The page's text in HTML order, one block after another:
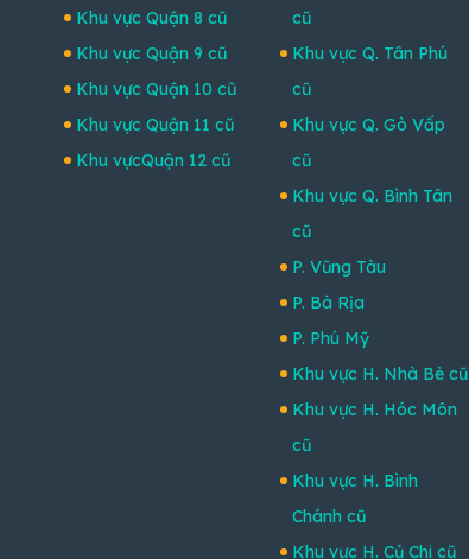
Khu vực Quận 8 cũ
Khu vực Quận 9 cũ
Khu vực Quận 10 cũ
Khu vực Quận 11 cũ
Khu vựcQuận 12 cũ
cũ
Khu vực Q. Tân Phú
cũ
Khu vực Q. Gò Vấp
cũ
Khu vực Q. Bình Tân
cũ
P. Vũng Tàu
P. Bà Rịa
P. Phú Mỹ
Khu vực H. Nhà Bè cũ
Khu vực H. Hóc Môn
cũ
Khu vực H. Bình
Chánh cũ
Khu vực H. Củ Chi cũ